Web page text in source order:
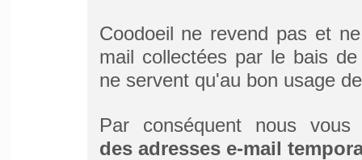
Coodoeil ne revend pas et
mail collectées par le bais
ne servent qu'au bon usage
Par conséquent nous
des adresses e-mail